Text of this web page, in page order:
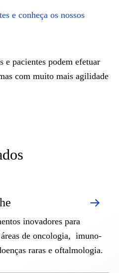
e conheça os nossos
e pacientes podem efetuar
com muito mais agilidade
inovadores para
áreas de oncologia, imuno-
raras e oftalmologia.